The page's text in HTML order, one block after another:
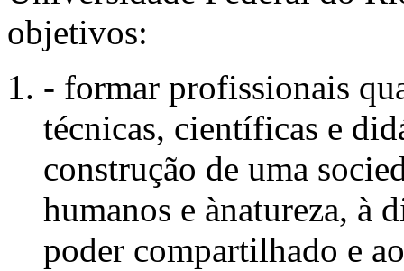
objetivos:
- formar profissionais
técnicas, científicas e
construção de uma
humanos e ànatureza, à
poder compartilhado e